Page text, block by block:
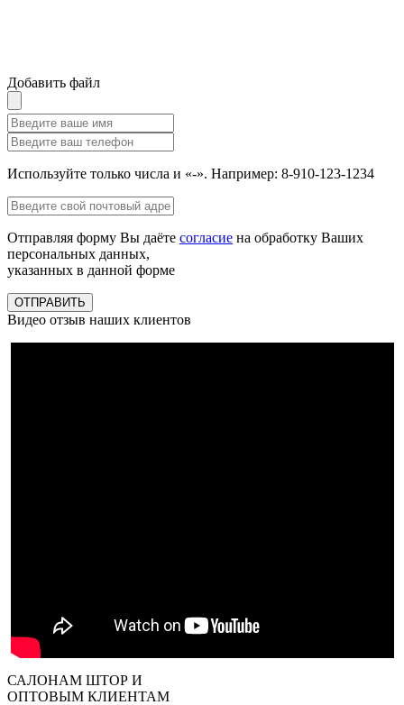
Добавить файл
Используйте только числа и «-». Например: 8-910-123-1234
Отправляя форму Вы даёте согласие на обработку Ваших
персональных данных,
указанных в данной форме
ОТПРАВИТЬ
Видео отзыв наших клиентов
САЛОНАМ ШТОР И
ОПТОВЫМ КЛИЕНТАМ